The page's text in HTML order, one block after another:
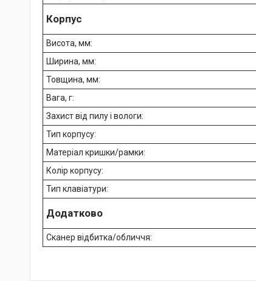
Корпус
Висота, мм:
Ширина, мм:
Товщина, мм:
Вага, г:
Захист від пилу і вологи:
Тип корпусу:
Матеріал кришки/рамки:
Колір корпусу:
Тип клавіатури:
Додатково
Сканер відбитка/обличчя: